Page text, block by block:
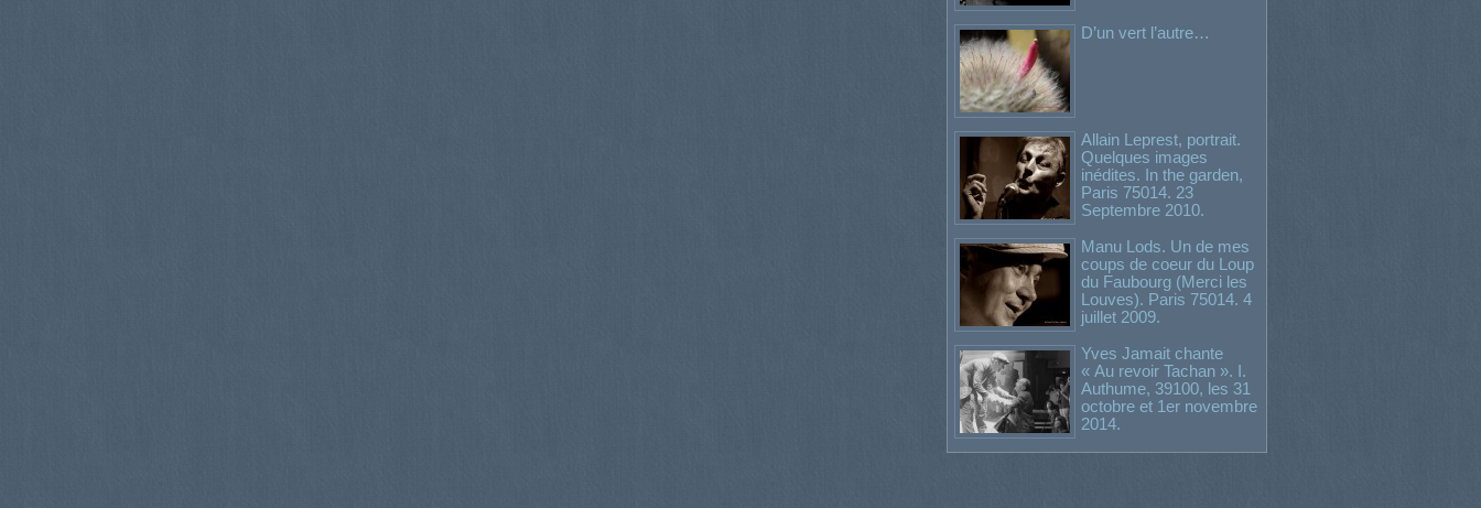
D’un vert l’autre…
Allain Leprest, portrait.
Quelques images
inédites. In the garden,
Paris 75014. 23
Septembre 2010.
Manu Lods. Un de mes
coups de coeur du Loup
du Faubourg (Merci les
Louves). Paris 75014. 4
juillet 2009.
Yves Jamait chante
« Au revoir Tachan ». I.
Authume, 39100, les 31
octobre et 1er novembre
2014.